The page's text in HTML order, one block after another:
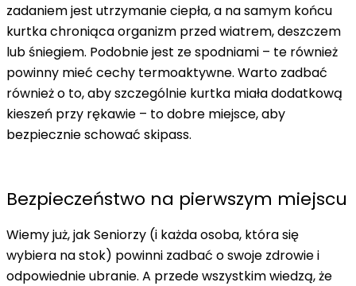
zadaniem jest utrzymanie ciepła, a na samym końcu
kurtka chroniąca organizm przed wiatrem, deszczem
lub śniegiem. Podobnie jest ze spodniami – te również
powinny mieć cechy termoaktywne. Warto zadbać
również o to, aby szczególnie kurtka miała dodatkową
kieszeń przy rękawie – to dobre miejsce, aby
bezpiecznie schować skipass.
Bezpieczeństwo na pierwszym miejscu
Wiemy już, jak Seniorzy (i każda osoba, która się
wybiera na stok) powinni zadbać o swoje zdrowie i
odpowiednie ubranie. A przede wszystkim wiedzą, że